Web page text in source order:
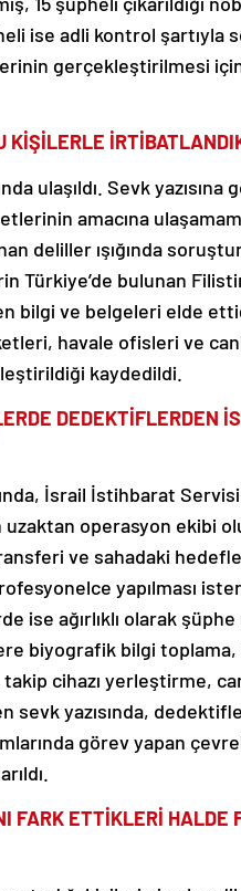
ise adli kontrol şartıyla
gerçekleştirilmesi
KİŞİLERLE
ulaşıldı. Sevk yazısına
amacına
deliller ışığında
Türkiye’de bulunan
bilgi ve belgeleri elde
havale ofisleri ve
kaydedildi.
DEDEKTİFLERDEN
İsrail İstihbarat
operasyon ekibi
ve sahadaki
yapılması
ağırlıklı olarak şüphe
biyografik bilgi
cihazı yerleştirme,
yazısında,
görev yapan
FARK ETTİKLERİ HALDE